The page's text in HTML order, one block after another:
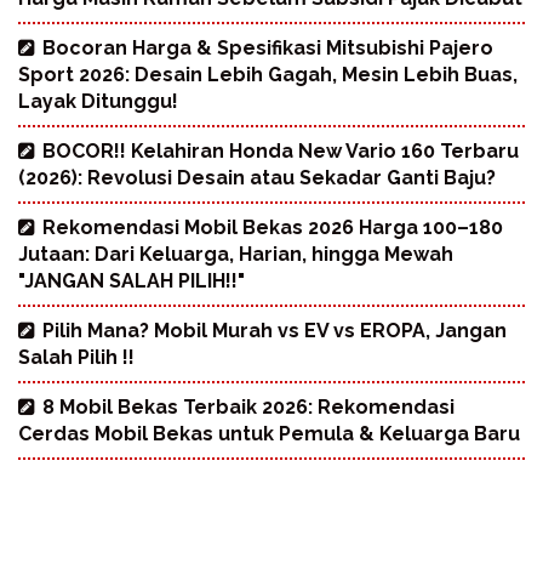
Bocoran Harga & Spesifikasi Mitsubishi Pajero
Sport 2026: Desain Lebih Gagah, Mesin Lebih Buas,
Layak Ditunggu!
BOCOR!! Kelahiran Honda New Vario 160 Terbaru
(2026): Revolusi Desain atau Sekadar Ganti Baju?
Rekomendasi Mobil Bekas 2026 Harga 100–180
Jutaan: Dari Keluarga, Harian, hingga Mewah
"JANGAN SALAH PILIH!!"
Pilih Mana? Mobil Murah vs EV vs EROPA, Jangan
Salah Pilih !!
8 Mobil Bekas Terbaik 2026: Rekomendasi
Cerdas Mobil Bekas untuk Pemula & Keluarga Baru